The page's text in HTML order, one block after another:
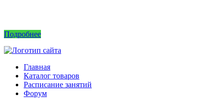
Подробнее
Главная
Каталог товаров
Расписание занятий
Форум